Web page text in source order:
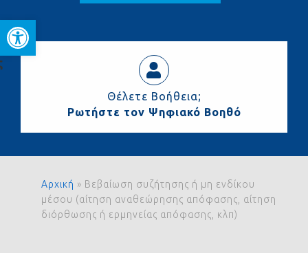
Ανοίξτε τη γραμμή
Θέλετε Βοήθεια;
Ρωτήστε τον Ψηφιακό Βοηθό
Αρχική » Βεβαίωση συζήτησης ή μη ενδίκου
μέσου (αίτηση αναθεώρησης απόφασης, αίτηση
διόρθωσης ή ερμηνείας απόφασης, κλπ)